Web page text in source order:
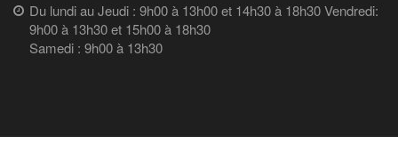
Du lundi au Jeudi : 9h00 à 13h00 et 14h30 à 18h30 Vendredi:
9h00 à 13h30 et 15h00 à 18h30
Samedi : 9h00 à 13h30